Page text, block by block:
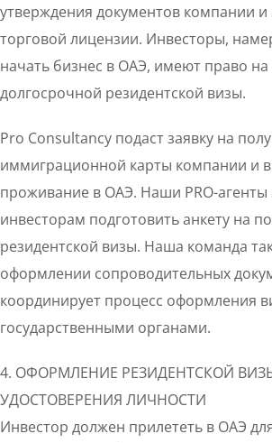
утверждения документов компании и
торговой лицензии. Инвесторы,
начать бизнес в ОАЭ, имеют право
долгосрочной резидентской визы.
Pro Consultancy подаст заявку на
иммиграционной карты компании и
проживание в ОАЭ. Наши PRO-агенты
инвесторам подготовить анкету на
резидентской визы. Наша команда
оформлении сопроводительных
координирует процесс оформления
государственными органами.
4. ОФОРМЛЕНИЕ РЕЗИДЕНТСКОЙ
УДОСТОВЕРЕНИЯ ЛИЧНОСТИ
Инвестор должен прилететь в ОАЭ